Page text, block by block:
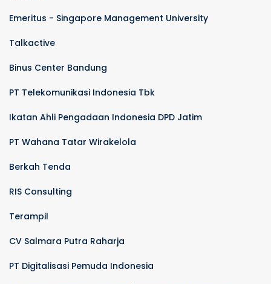
Emeritus - Singapore Management University
Talkactive
Binus Center Bandung
PT Telekomunikasi Indonesia Tbk
Ikatan Ahli Pengadaan Indonesia DPD Jatim
PT Wahana Tatar Wirakelola
Berkah Tenda
RIS Consulting
Terampil
CV Salmara Putra Raharja
PT Digitalisasi Pemuda Indonesia